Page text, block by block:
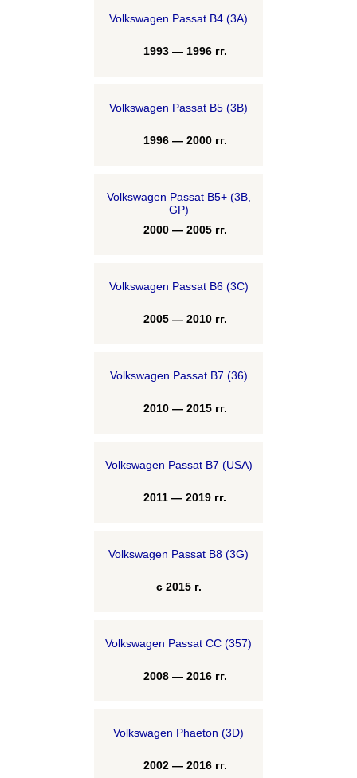
Volkswagen Passat B4 (3A)
1993 — 1996 гг.
Volkswagen Passat B5 (3B)
1996 — 2000 гг.
Volkswagen Passat B5+ (3B,
GP)
2000 — 2005 гг.
Volkswagen Passat B6 (3C)
2005 — 2010 гг.
Volkswagen Passat B7 (36)
2010 — 2015 гг.
Volkswagen Passat B7 (USA)
2011 — 2019 гг.
Volkswagen Passat B8 (3G)
с 2015 г.
Volkswagen Passat CC (357)
2008 — 2016 гг.
Volkswagen Phaeton (3D)
2002 — 2016 гг.